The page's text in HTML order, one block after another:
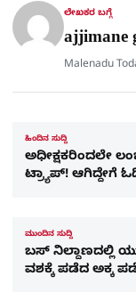
ಲೇಖಕರ ಬಗ್ಗೆ
ajjimane
Malenadu
ಹಿಂದಿನ ಸುದ್ದಿ
ಅಧೀಕ್ಷಕರಿಂದಲೇ
ಟ್ರ್ಯಾಪ್! ಆಗಿದ್ದೇಗೆ
ಮುಂದಿನ ಸುದ್ದಿ
ಬಸ್ ನಿಲ್ದಾಣದಲ್ಲಿ
ವಶಕ್ಕೆ ಪಡೆದ ಅಕ್ಕ